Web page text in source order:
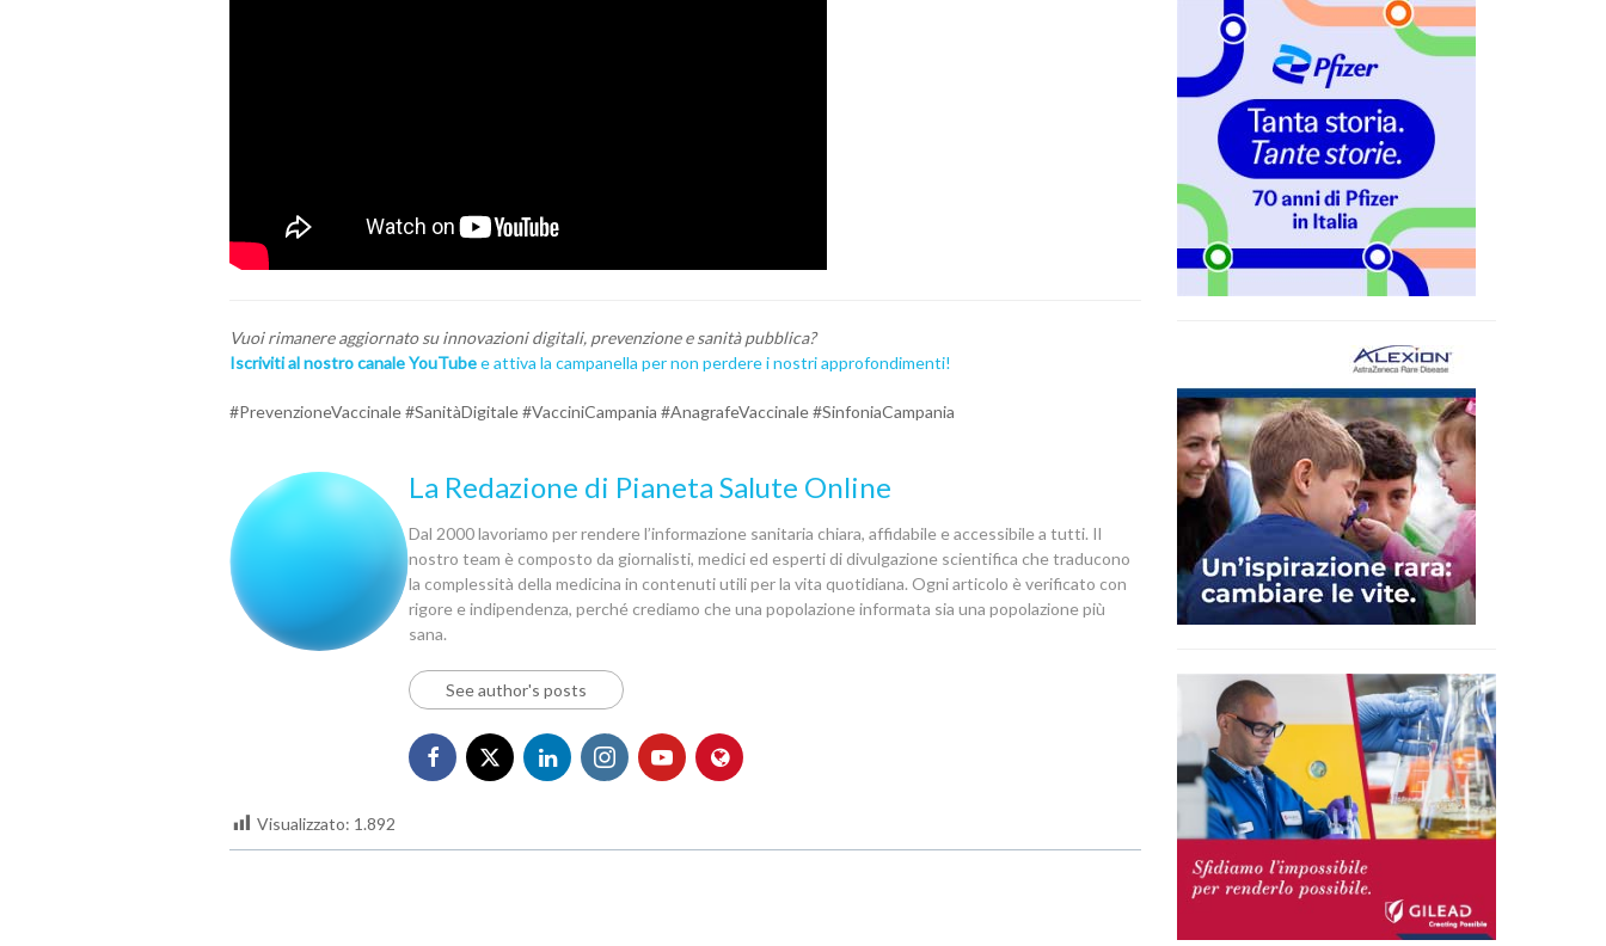
Vuoi rimanere aggiornato su innovazioni digitali, prevenzione e sanità pubblica?
Iscriviti al nostro canale YouTubee attiva la campanella per non perdere i nostri approfondimenti!
#PrevenzioneVaccinale #SanitàDigitale #VacciniCampania #AnagrafeVaccinale #SinfoniaCampania
La Redazione di Pianeta Salute Online
Dal 2000 lavoriamo per rendere l’informazione sanitaria chiara, affidabile e accessibile a tutti. Il
nostro team è composto da giornalisti, medici ed esperti di divulgazione scientifica che traducono
la complessità della medicina in contenuti utili per la vita quotidiana. Ogni articolo è verificato con
rigore e indipendenza, perché crediamo che una popolazione informata sia una popolazione più
sana.
See author's posts
Visualizzato: 1.892